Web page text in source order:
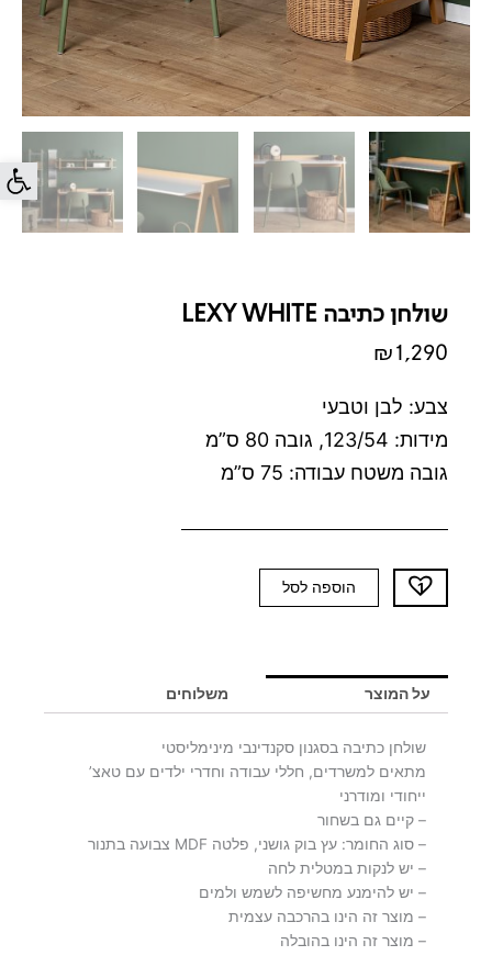
פתח
שולחן כתיבה LEXY WHITE
₪1,290
צבע: לבן וטבעי
מידות: 123/54, גובה 80 ס”מ
גובה משטח עבודה: 75 ס”מ
כמות
של
LEXY
WHITE
הוספה לסל
על המוצר משלוחים
שולחן כתיבה בסגנון סקנדינבי מינימליסטי
מתאים למשרדים, חללי עבודה וחדרי ילדים עם טאצ’
ייחודי ומודרני
– קיים גם בשחור
– סוג החומר: עץ בוק גושני, פלטה MDF צבועה בתנור
– יש לנקות במטלית לחה
– יש להימנע מחשיפה לשמש ולמים
– מוצר זה הינו בהרכבה עצמית
– מוצר זה הינו בהובלה